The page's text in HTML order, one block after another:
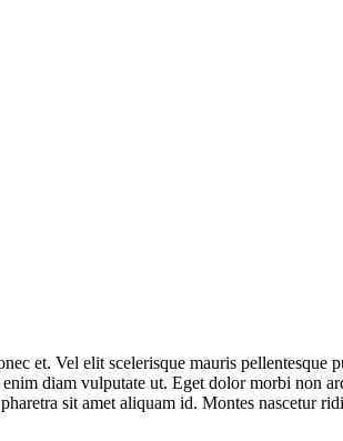
et. Vel elit scelerisque mauris
diam vulputate ut. Eget dolor morbi non
sit amet aliquam id. Montes nascetur